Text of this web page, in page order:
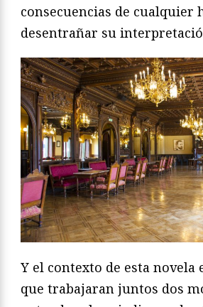
consecuencias de cualquier
desentrañar su
Y el contexto de esta novela
que trabajaran juntos dos